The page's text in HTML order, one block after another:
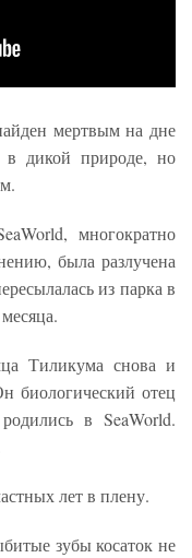
мертвым на дне
в дикой природе, но
многократно
была разлучена
из парка в
Тиликума снова и
биологический отец
в SeaWorld.
лет в плену.
зубы косаток не